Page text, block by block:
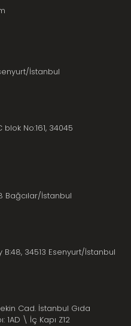
İstanbul
No:161, 34045
Bağcılar/İstanbul
34513 Esenyurt/İstanbul
Cad. İstanbul Gıda
1AD \ İç Kapı Z12